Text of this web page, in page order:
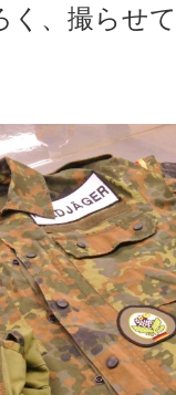
く、撮らせ